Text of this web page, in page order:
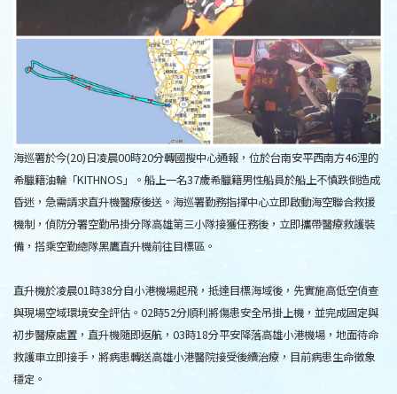
海巡署於今(20)日凌晨00時20分轉國搜中心通報，位於台南安平西南方46浬的
希臘籍油輪「KITHNOS」。船上一名37歲希臘籍男性船員於船上不慎跌倒造成
昏迷，急需請求直升機醫療後送。海巡署勤務指揮中心立即啟動海空聯合救援
機制，偵防分署空勤吊掛分隊高雄第三小隊接獲任務後，立即攜帶醫療救護裝
備，搭乘空勤總隊黑鷹直升機前往目標區。
直升機於凌晨01時38分自小港機場起飛，抵達目標海域後，先實施高低空偵查
與現場空域環境安全評估。02時52分順利將傷患安全吊掛上機，並完成固定與
初步醫療處置，直升機隨即返航，03時18分平安降落高雄小港機場，地面待命
救護車立即接手，將病患轉送高雄小港醫院接受後續治療，目前病患生命徵象
穩定。